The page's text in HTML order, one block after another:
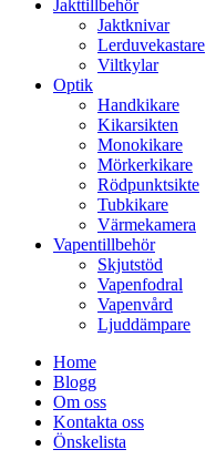
Jakttillbehör
Jaktknivar
Lerduvekastare
Viltkylar
Optik
Handkikare
Kikarsikten
Monokikare
Mörkerkikare
Rödpunktsikte
Tubkikare
Värmekamera
Vapentillbehör
Skjutstöd
Vapenfodral
Vapenvård
Ljuddämpare
Home
Blogg
Om oss
Kontakta oss
Önskelista